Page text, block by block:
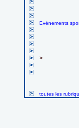
Evènements
>
toutes les